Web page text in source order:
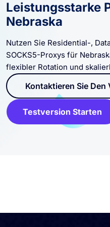
Leistungsstarke
Nebraska
Nutzen Sie Residential-,
SOCKS5-Proxys für
flexibler Rotation und
Kontaktieren Sie Den
Testversion Starten